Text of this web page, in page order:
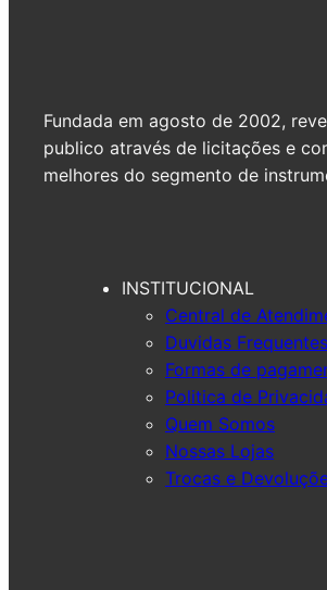
Fundada em agosto de 2002,
publico através de licitações e
melhores do segmento de
INSTITUCIONAL
Central de
Duvidas Frequentes
Formas de
Politica de
Quem Somos
Nossas Lojas
Trocas e